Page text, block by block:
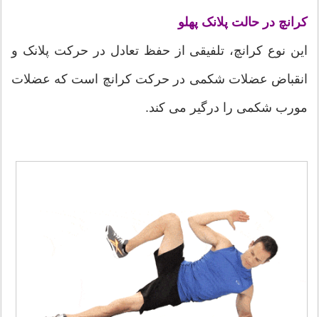
کرانچ در حالت پلانک پهلو
این نوع کرانچ، تلفیقی از حفظ تعادل در حرکت پلانک و
انقباض عضلات شکمی در حرکت کرانچ است که عضلات
مورب شکمی را درگیر می کند.